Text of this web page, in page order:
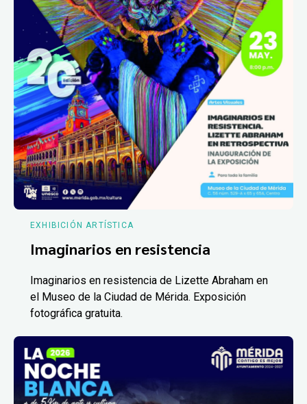
EXHIBICIÓN ARTÍSTICA
Imaginarios en resistencia
Imaginarios en resistencia de Lizette Abraham en
el Museo de la Ciudad de Mérida. Exposición
fotográfica gratuita.